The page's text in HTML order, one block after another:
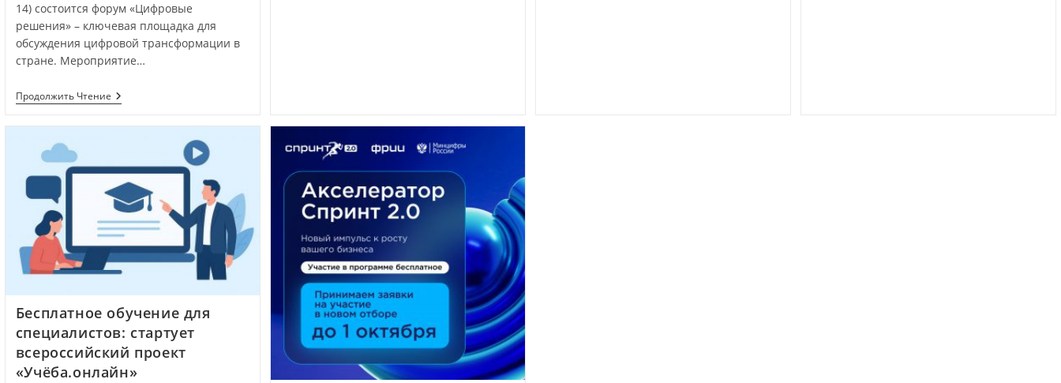
14) состоится форум «Цифровые
решения» – ключевая площадка для
обсуждения цифровой трансформации в
стране. Мероприятие…
Продолжить Чтение
Бесплатное обучение для
специалистов: стартует
всероссийский проект
«Учёба.онлайн»